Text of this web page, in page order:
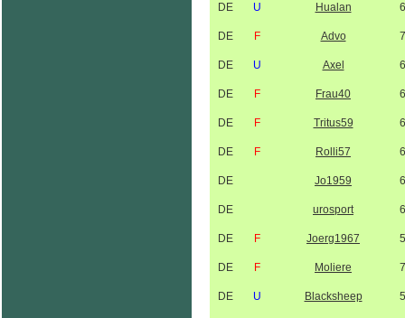
DE U Hualan
DE F Advo
DE U Axel
DE F Frau40
DE F Tritus59
DE F Rolli57
DE Jo1959
DE urosport
DE F Joerg1967
DE F Moliere
DE U Blacksheep